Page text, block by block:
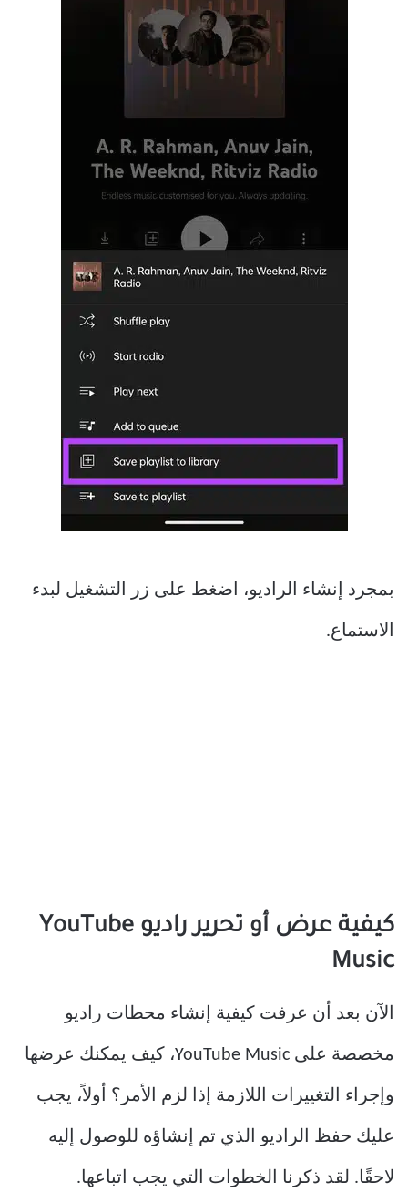
بمجرد إنشاء الراديو، اضغط على زر التشغيل لبدء
الاستماع.
كيفية عرض أو تحرير راديو YouTube
Music
الآن بعد أن عرفت كيفية إنشاء محطات راديو
مخصصة على YouTube Music، كيف يمكنك عرضها
وإجراء التغييرات اللازمة إذا لزم الأمر؟ أولاً، يجب
عليك حفظ الراديو الذي تم إنشاؤه للوصول إليه
لاحقًا. لقد ذكرنا الخطوات التي يجب اتباعها.